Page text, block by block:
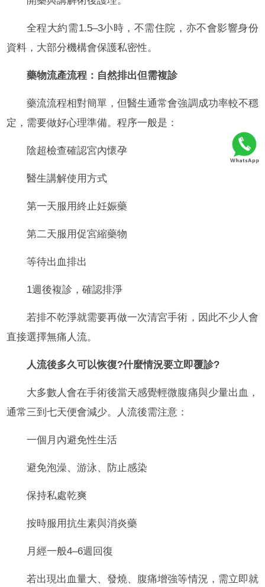
全程大約需1.5–3小時，不需住院，亦不會影響身份
資料，大部分機構會保護私密性。
藥物流產流程：自然排出但需複診
藥流流程相對簡單，但醫生通常會強調成功率較不穩
定，需要做好心理準備。程序一般是：
陰超檢查確認宮內懷孕
醫生講解使用方式
第一天服用終止妊娠藥
第二天服用促宮縮藥物
等待出血排出
1週後複診，確認排淨
若排不乾淨就需要再做一次清宮手術，因此不少人會
直接選擇無痛人流。
人流後多久可以恢復?什麼情況要立即覆診?
大多數人會在手術後當天感覺輕微腹痛與少量出血，
通常三到七天便會減少。人流後需注意：
一個月內避免性生活
避免泡澡、游泳、防止感染
保持私處乾爽
按時服用抗生素與消炎藥
月經一般4–6週回復
若出現出血量大、發燒、腹痛增強等情況，需立即就